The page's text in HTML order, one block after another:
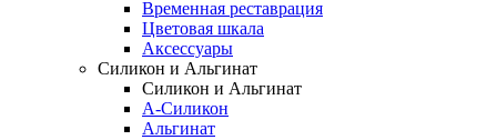
Временная реставрация
Цветовая шкала
Аксессуары
Силикон и Альгинат
Силикон и Альгинат
A-Силикон
Альгинат